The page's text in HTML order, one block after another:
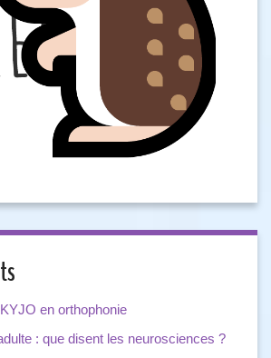
en orthophonie
: que disent les neurosciences ?